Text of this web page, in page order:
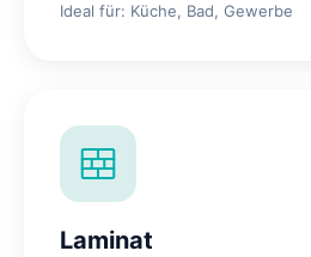
Ideal für: Küche, Bad, Gewerbe
Laminat